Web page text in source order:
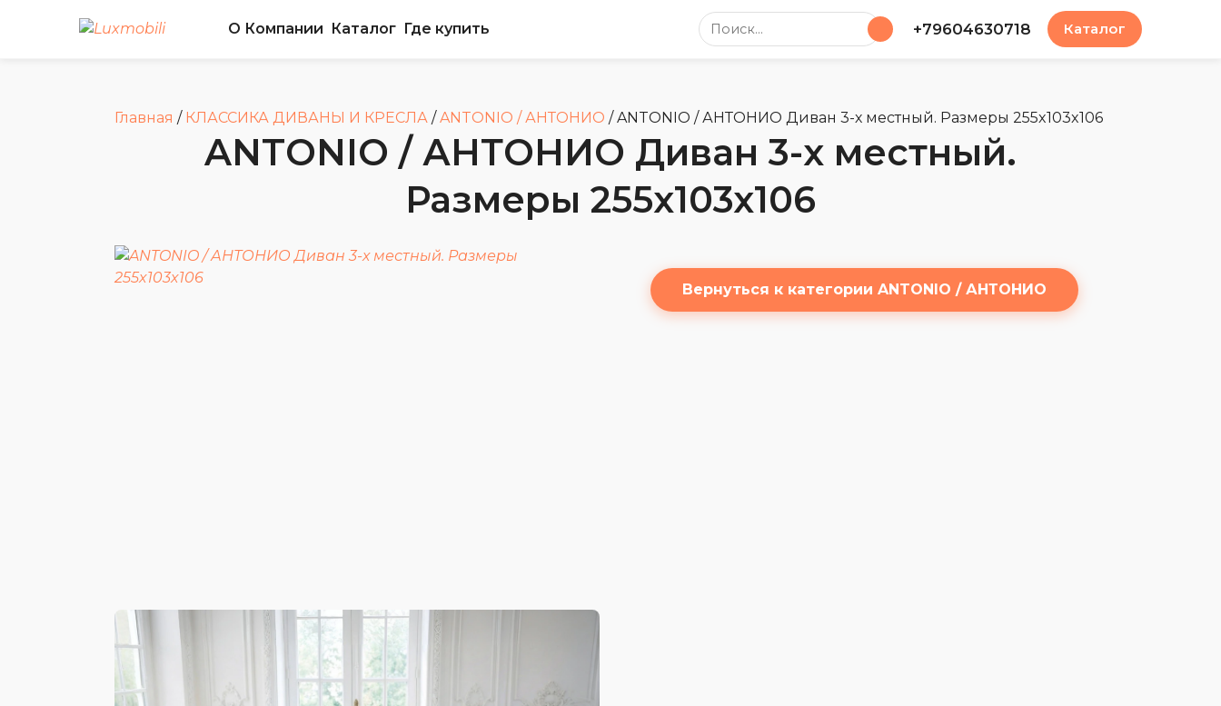
О Компании Каталог Где купить Поиск по сайту +79604630718 Каталог
Главная / КЛАССИКА ДИВАНЫ И КРЕСЛА /ANTONIO / АНТОНИО /ANTONIO / АНТОНИО Диван 3-х местный. Размеры 255x103x106
ANTONIO / АНТОНИО Диван 3-х местный.
Размеры 255x103x106
Вернуться к категории ANTONIO / АНТОНИО